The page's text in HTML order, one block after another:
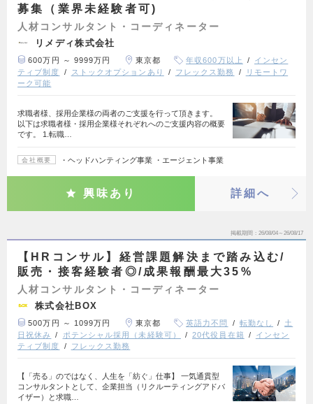
募集（業界未経験者可)
人材コンサルタント・コーディネーター
リメディ株式会社
600万円 ～ 9999万円 東京都 年収600万以上
インセン
ティブ制度
ストックオプションあり フレックス勤務
リモートワ
ーク可能
求職者様、採用企業様の両者のご支援を行って頂きます。
以下は求職者様・採用企業様それぞれへのご支援内容の概要
です。 1.転職…
会社概要 ・ヘッドハンティング事業 ・エージェント事業
興味あり 詳細へ
掲載期間 26/08/04～26/08/17
【HRコンサル】経営課題解決まで踏み込む/
販売・接客経験者◎/成果報酬最大35%
人材コンサルタント・コーディネーター
株式会社BOX
500万円 ～ 1099万円 東京都 英語力不問 転勤なし
土
日祝休み
ポテンシャル採用（未経験可） 20代役員在籍
インセン
ティブ制度
フレックス勤務
【「売る」のではなく、人生を「紡ぐ」仕事】 一気通貫型
コンサルタントとして、企業担当（リクルーティングアドバ
イザー）と求職…